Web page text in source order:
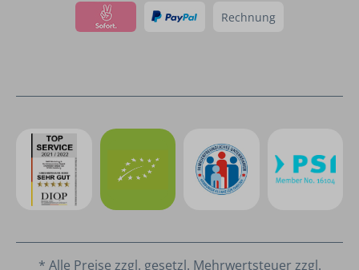
Rechnung
* Alle Preise zzgl. gesetzl. Mehrwertsteuer zzgl.